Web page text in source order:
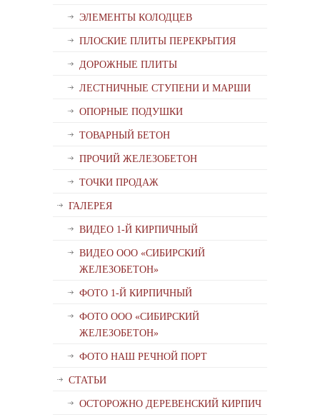
ЭЛЕМЕНТЫ КОЛОДЦЕВ
ПЛОСКИЕ ПЛИТЫ ПЕРЕКРЫТИЯ
ДОРОЖНЫЕ ПЛИТЫ
ЛЕСТНИЧНЫЕ СТУПЕНИ И МАРШИ
ОПОРНЫЕ ПОДУШКИ
ТОВАРНЫЙ БЕТОН
ПРОЧИЙ ЖЕЛЕЗОБЕТОН
ТОЧКИ ПРОДАЖ
ГАЛЕРЕЯ
ВИДЕО 1-Й КИРПИЧНЫЙ
ВИДЕО ООО «СИБИРСКИЙ
ЖЕЛЕЗОБЕТОН»
ФОТО 1-Й КИРПИЧНЫЙ
ФОТО ООО «СИБИРСКИЙ
ЖЕЛЕЗОБЕТОН»
ФОТО НАШ РЕЧНОЙ ПОРТ
СТАТЬИ
ОСТОРОЖНО ДЕРЕВЕНСКИЙ КИРПИЧ